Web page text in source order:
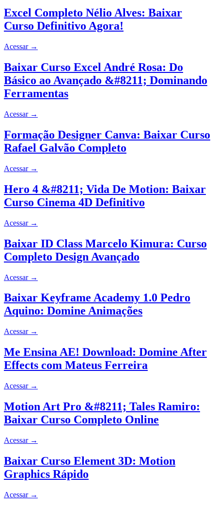
Excel Completo Nélio Alves: Baixar
Curso Definitivo Agora!
Acessar →
Baixar Curso Excel André Rosa: Do
Básico ao Avançado &#8211; Dominando
Ferramentas
Acessar →
Formação Designer Canva: Baixar Curso
Rafael Galvão Completo
Acessar →
Hero 4 &#8211; Vida De Motion: Baixar
Curso Cinema 4D Definitivo
Acessar →
Baixar ID Class Marcelo Kimura: Curso
Completo Design Avançado
Acessar →
Baixar Keyframe Academy 1.0 Pedro
Aquino: Domine Animações
Acessar →
Me Ensina AE! Download: Domine After
Effects com Mateus Ferreira
Acessar →
Motion Art Pro &#8211; Tales Ramiro:
Baixar Curso Completo Online
Acessar →
Baixar Curso Element 3D: Motion
Graphics Rápido
Acessar →